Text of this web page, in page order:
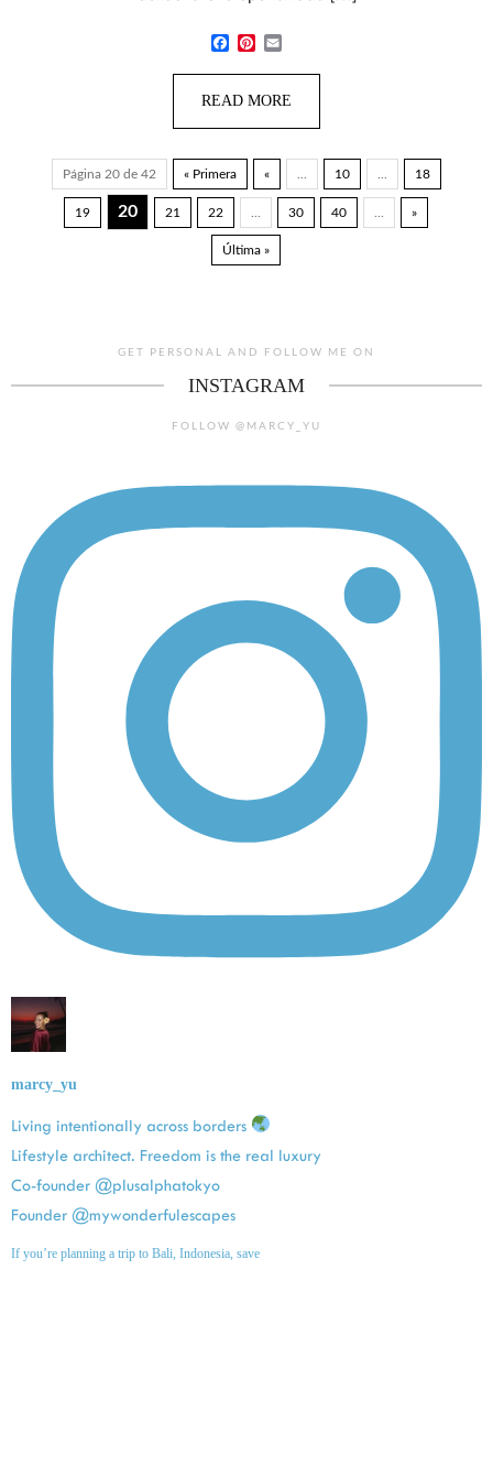
READ MORE
Página 20 de 42 « Primera « ... 10 ... 18
19 20 21 22 ... 30 40 ... »
Última »
GET PERSONAL AND FOLLOW ME ON
INSTAGRAM
FOLLOW @MARCY_YU
marcy_yu
Living intentionally across borders
Lifestyle architect. Freedom is the real luxury
Co-founder @plusalphatokyo
Founder @mywonderfulescapes
If you’re planning a trip to Bali, Indonesia, save